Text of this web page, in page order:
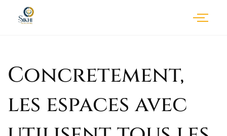
Concretement,
les espaces avec